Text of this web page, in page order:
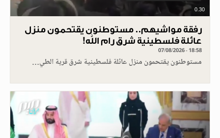
0.30
رفقة مواشيهم.. مستوطنون يقتحمون منزل
عائلة فلسطينية شرق رام الله!
07/08/2026 - 18:58
مستوطنون يقتحمون منزل عائلة فلسطينية شرق قرية الطي…